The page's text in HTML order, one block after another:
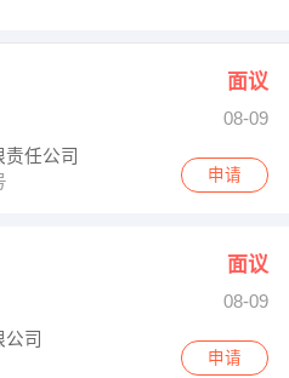
管 ] 招聘信息
经理 ] 招聘信息
公司 】 强势入驻
面议
08-09
任公司
申请
面议
08-09
司
申请